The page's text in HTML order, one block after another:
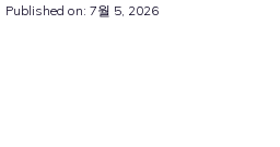
Published on: 7월 5, 2026